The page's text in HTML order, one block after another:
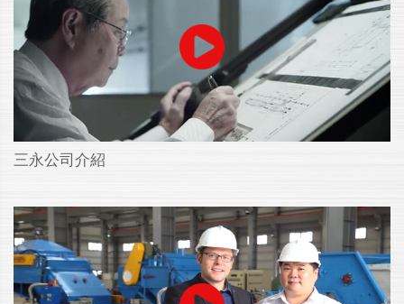
三永公司介紹